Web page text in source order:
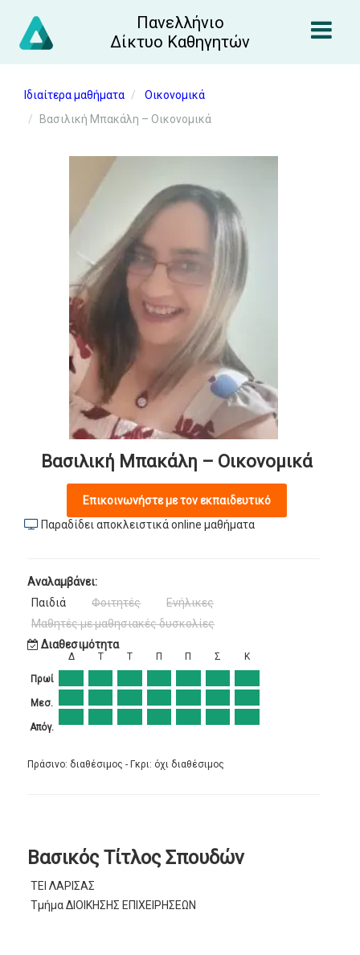
Πανελλήνιο
Δίκτυο Καθηγητών
Ιδιαίτερα μαθήματα
Οικονομικά
Βασιλική Μπακάλη – Οικονομικά
Βασιλική Μπακάλη – Οικονομικά
Επικοινωνήστε με τον εκπαιδευτικό
Παραδίδει αποκλειστικά online μαθήματα
Αναλαμβάνει:
Παιδιά
Φοιτητές
Ενήλικες
Μαθητές με μαθησιακές δυσκολίες
Διαθεσιμότητα
Πρωί
Μεσ.
Απόγ.
Δ Τ Τ Π Π Σ Κ
Πράσινο: διαθέσιμος - Γκρι: όχι διαθέσιμος
Βασικός Τίτλος Σπουδών
ΤΕΙ ΛΑΡΙΣΑΣ
Τμήμα ΔΙΟΙΚΗΣΗΣ ΕΠΙΧΕΙΡΗΣΕΩΝ